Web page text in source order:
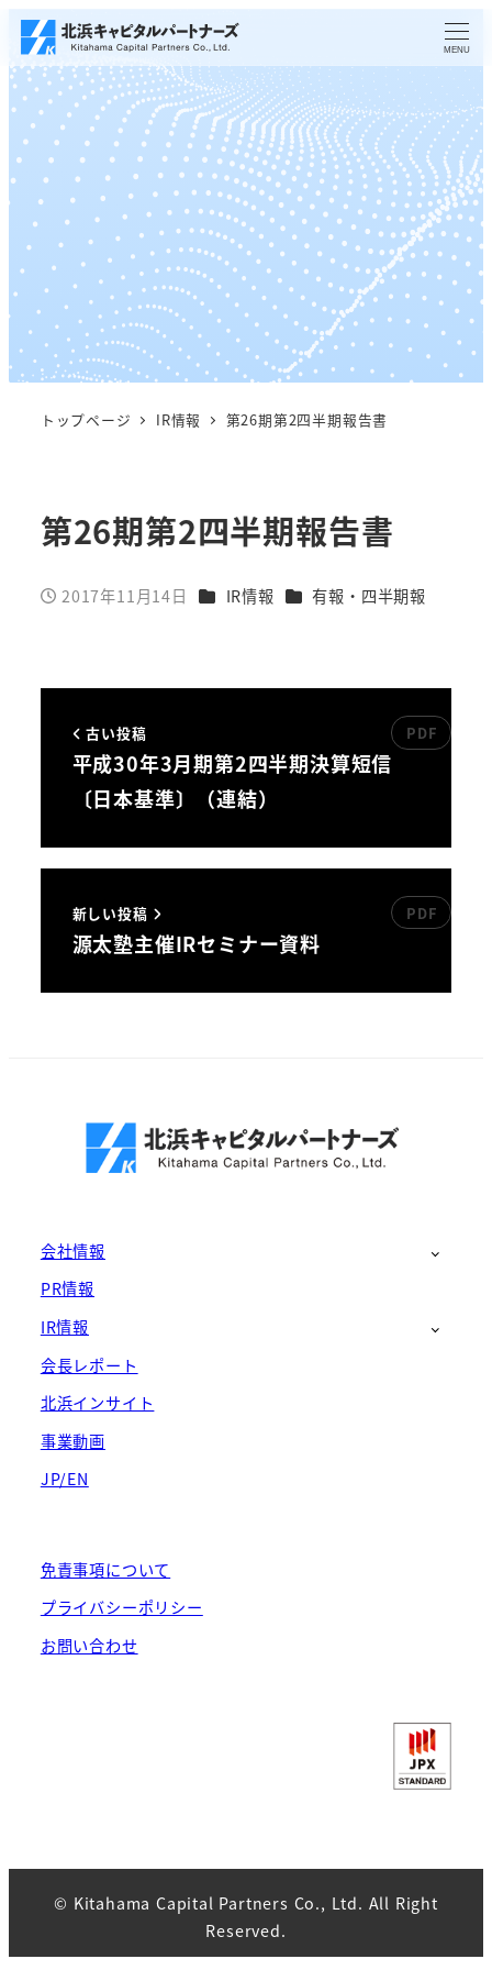
メ
イ
ン
コ
ン
テ
ン
へ
移
MENU
トップページ IR情報 第26期第2四半期報告書
第26期第2四半期報告書
投稿日
2017年11月14日 カテゴリー
IR情報 カテゴリー
有報・四半期報
古い投稿
平成30年3月期第2四半期決算短信
〔日本基準〕（連結）
新しい投稿
源太塾主催IRセミナー資料
会社情報
PR情報
IR情報
会長レポート
北浜インサイト
事業動画
JP/EN
免責事項について
プライバシーポリシー
お問い合わせ
© Kitahama Capital Partners Co., Ltd. All Right
Reserved.